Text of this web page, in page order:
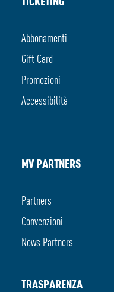
Abbonamenti
Gift Card
Promozioni
Accessibilità
MV PARTNERS
Partners
Convenzioni
News Partners
TRASPARENZA